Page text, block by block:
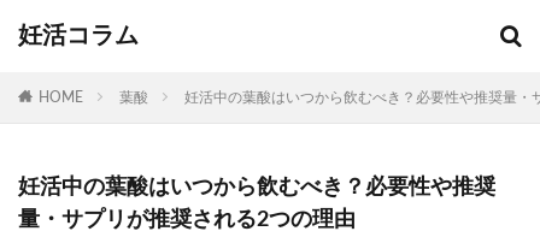
妊活コラム
HOME 葉酸 妊活中の葉酸はいつから飲むべき？必要性や推奨量・
妊活中の葉酸はいつから飲むべき？必要性や推奨
量・サプリが推奨される2つの理由